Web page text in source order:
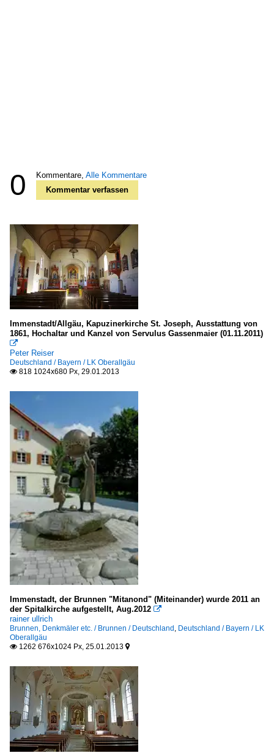
0 Kommentare, Alle Kommentare
Kommentar verfassen
Immenstadt/Allgäu, Kapuzinerkirche St. Joseph, Ausstattung von
1861, Hochaltar und Kanzel von Servulus Gassenmaier (01.11.2011)

Peter Reiser
Deutschland / Bayern / LK Oberallgäu
 818 1024x680 Px, 29.01.2013
Immenstadt, der Brunnen "Mitanond" (Miteinander) wurde 2011 an
der Spitalkirche aufgestellt, Aug.2012 
rainer ullrich
Brunnen, Denkmäler etc. / Brunnen / Deutschland, Deutschland / Bayern / LK
Oberallgäu
 1262 676x1024 Px, 25.01.2013 